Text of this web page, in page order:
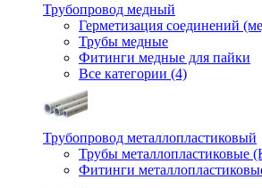
Трубопровод медный
Герметизация соединений
Трубы медные
Фитинги медные для пайки
Все категории (4)
Трубопровод металлопластиковый
Трубы металлопластиковые
Фитинги